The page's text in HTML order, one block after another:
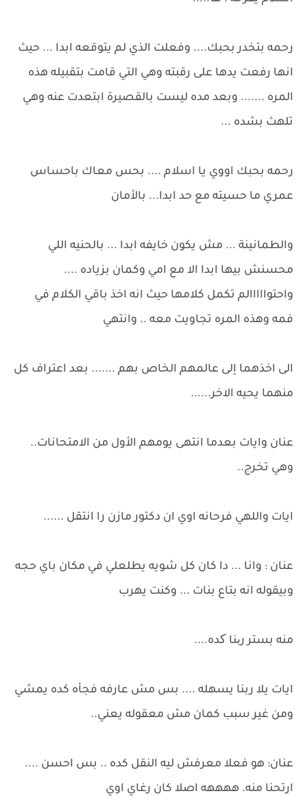
رحمه بتخدر بحبك.... وفعلت الذي لم يتوقعه ابدا ... حيث
انها رفعت يدها على رقبته وهي التي قامت بتقبيله هذه
المره ....... وبعد مده ليست بالقصيرة ابتعدت عنه وهي
تلهث بشده ...
رحمه بحبك اووي يا اسلام .... بحس معاك باحساس
عمري ما حسيته مع حد ابدا... بالأمان
والطمانينة ... مش يكون خايفه ابدا ... بالحنيه اللي
محسنش بيها ابدا الا مع امي وكمان بزياده ....
واحتوااااالم تكمل كلامها حيث انه اخذ باقي الكلام في
فمه وهذه المره تجاويت معه .. وانتهي
الى اخذهما إلى عالمهم الخاص بهم ....... بعد اعتراف كل
منهما يحيه الاخر......
عنان وايات بعدما انتهى يومهم الأول من الامتحانات..
وهي تخرج..
ايات واللهي فرحانه اوي ان دكتور مازن را انتقل ......
عنان : وانا ... دا كان كل شويه يطلعلي في مكان باي حجه
وبيقوله انه بتاع بنات ... وكنت يهرب
منه بستر رینا کده....
ايات يلا ربنا يسهله .... بس مش عارفه فجأه كده يمشي
ومن غير سبب كمان مش معقوله يعني..
عنان: هو فعلا معرفش ليه النقل كده .. بس احسن ....
ارتحنا منه. ههههه اصلا كان رغاي اوي